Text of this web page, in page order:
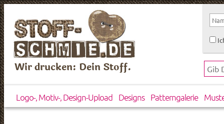
Wir drucken: Dein Stoff.
Logo-, Motiv-, Design-Upload Designs Patterngalerie